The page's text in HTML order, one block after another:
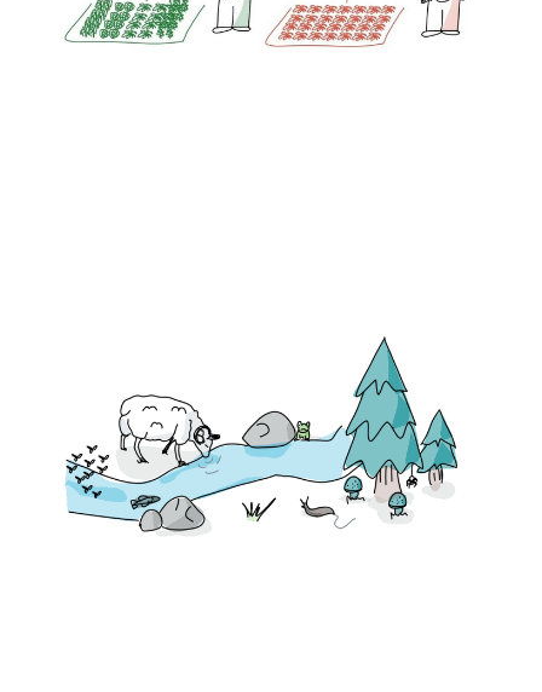
L'eau liquide, molécule
clé du vivant
02 Sep 2024 34 min read